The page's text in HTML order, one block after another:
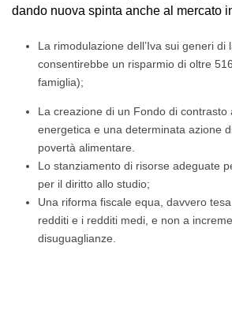
dando nuova spinta anche al mercato
La rimodulazione dell’Iva sui generi di
consentirebbe un risparmio di oltre
famiglia);
La creazione di un Fondo di contrasto
energetica e una determinata azione
povertà alimentare.
Lo stanziamento di risorse adeguate
per il diritto allo studio;
Una riforma fiscale equa, davvero
redditi e i redditi medi, e non a
disuguaglianze.